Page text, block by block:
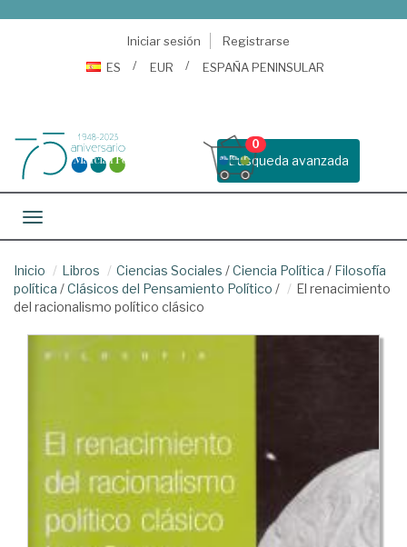
Iniciar sesión
Registrarse
ES
EUR ESPAÑA PENINSULAR
Busqueda avanzada
0
Toggle navigation
Inicio Libros Ciencias Sociales /Ciencia Política / Filosofía
política /Clásicos del Pensamiento Político /
El renacimiento
del racionalismo político clásico